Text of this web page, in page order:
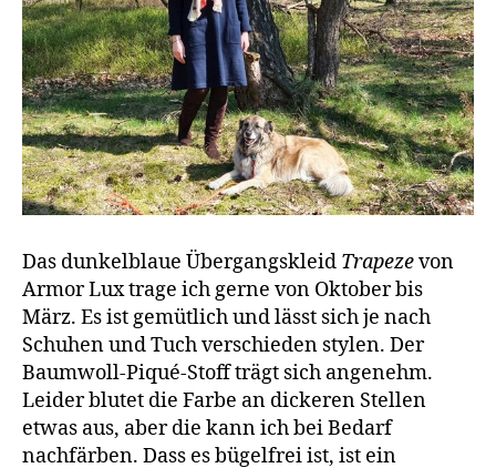
Das dunkelblaue Übergangskleid Trapezevon
Armor Lux trage ich gerne von Oktober bis
März. Es ist gemütlich und lässt sich je nach
Schuhen und Tuch verschieden stylen. Der
Baumwoll-Piqué-Stoff trägt sich angenehm.
Leider blutet die Farbe an dickeren Stellen
etwas aus, aber die kann ich bei Bedarf
nachfärben. Dass es bügelfrei ist, ist ein